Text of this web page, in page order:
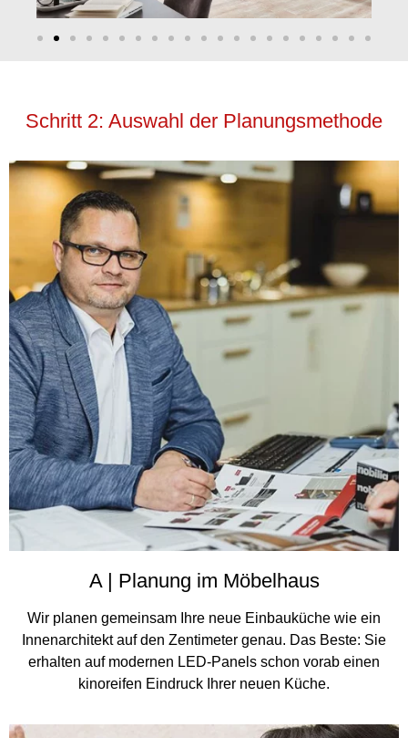
Schritt 2: Auswahl der Planungsmethode
A | Planung im Möbelhaus
Wir planen gemeinsam Ihre neue Einbauküche wie ein
Innenarchitekt auf den Zentimeter genau. Das Beste: Sie
erhalten auf modernen LED-Panels schon vorab einen
kinoreifen Eindruck Ihrer neuen Küche.